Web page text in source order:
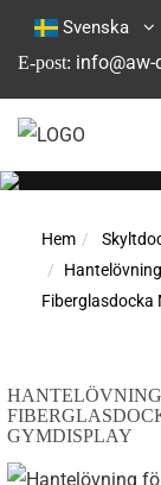
Svenska
E-post:
Hem
Fiberglasdocka
GYMDISPLAY